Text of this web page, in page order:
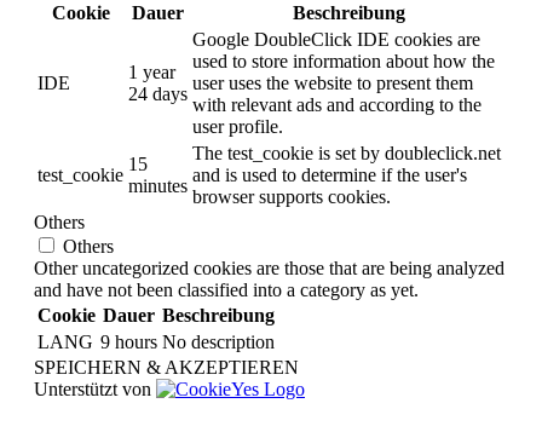
Cookie
Dauer Beschreibung
IDE
1 year
24 days
Google DoubleClick IDE cookies are
used to store information about how the
user uses the website to present them
with relevant ads and according to the
user profile.
test_cookie
15
minutes
The test_cookie is set by doubleclick.net
and is used to determine if the user's
browser supports cookies.
Others
Others
Other uncategorized cookies are those that are being analyzed
and have not been classified into a category as yet.
Cookie Dauer Beschreibung
LANG 9 hours No description
SPEICHERN & AKZEPTIEREN
Unterstützt von